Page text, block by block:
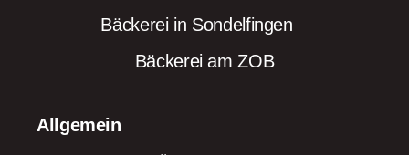
Bäckerei in Sondelfingen
Bäckerei am ZOB
Allgemein